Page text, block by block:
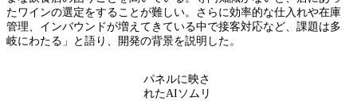
たワインの選定をすることが難しい。さらに効率的な仕入れや在庫
管理、インバウンドが増えてきている中で接客対応など、課題は多
岐にわたる」と語り、開発の背景を説明した。
パネルに映さ
れたAIソムリ